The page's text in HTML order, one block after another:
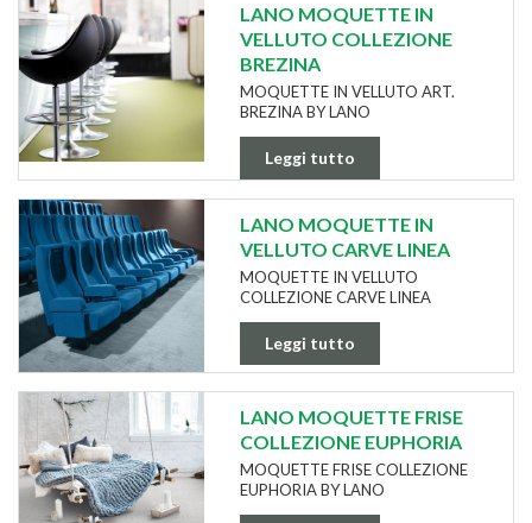
LANO MOQUETTE IN
VELLUTO COLLEZIONE
BREZINA
MOQUETTE IN VELLUTO ART.
BREZINA BY LANO
Leggi tutto
LANO MOQUETTE IN
VELLUTO CARVE LINEA
MOQUETTE IN VELLUTO
COLLEZIONE CARVE LINEA
Leggi tutto
LANO MOQUETTE FRISE
COLLEZIONE EUPHORIA
MOQUETTE FRISE COLLEZIONE
EUPHORIA BY LANO